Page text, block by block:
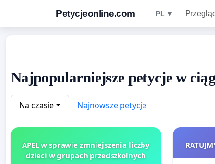
Petycjeonline.com PL ▼
Najpopularniejsze petycje w
Na czasie Najnowsze petycje
APEL w sprawie zmniejszenia liczby
dzieci w grupach przedszkolnych